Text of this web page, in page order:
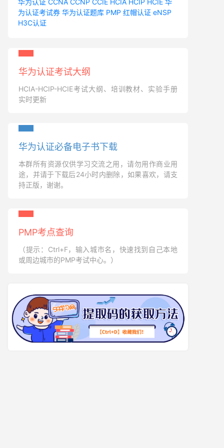
华为认证 CCNA CCNP CCIE HCIA HCIP HCIE 华
为认证考试券 华为认证题库 PMP 红帽认证 eNSP
H3C认证
华为认证考试大纲
HCIA-HCIP-HCIE考试大纲、培训教材、实验手册
实时更新
华为认证必备电子书下载
本群所有资源仅供学习交流之用，请勿用作商业用
途，并请于下载后24小时内删除，如果喜欢，请支
持正版，谢谢。
PMP考点查询
（提示：Ctrl+F，输入城市名，快速找到自己本地
或周边城市的PMP考试中心。）